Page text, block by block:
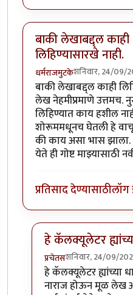
बाकी लेखाबद्द्ल काही
लिहिण्यासारखे नाही.
धर्मराजमुटकेशनिवार, 24/09/
बाकी लेखाबद्द्ल काही
लेख नेहमीप्रमाणे उत्तमच.
लिहिण्यात काय हशील
शोरूममधूनच घेतली हे
की काय असा भास
येते ही गोष्ट माझ्यासाठी
प्रतिसाद देण्यासाठीलॉग
हे कॅलक्यूलेटर
प्रचेतसशनिवार, 24/09/
In reply toबाकी
हे कॅलक्यूलेटर ह्यांच्या
नाराज होऊन मूळ लेख